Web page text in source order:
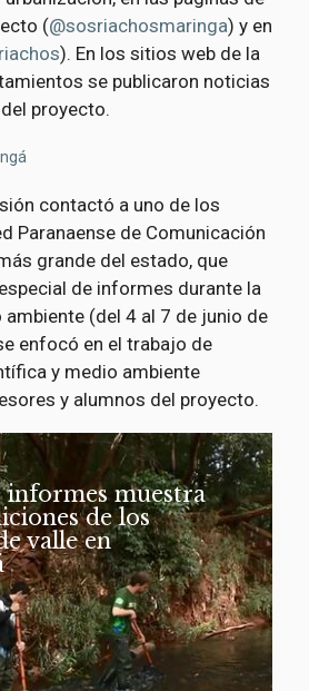
(@sosriachosmaringa) y en
). En los sitios web de la
se publicaron noticias
proyecto.
contactó a uno de los
Paranaense de Comunicación
grande del estado, que
de informes durante la
(del 4 al 7 de junio de
enfocó en el trabajo de
y medio ambiente
y alumnos del proyecto.
informes muestra
de los
valle en